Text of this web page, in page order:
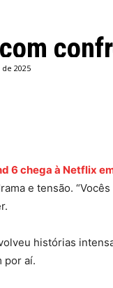
2025
6 chega à Netflix
e tensão.
histórias
por aí.